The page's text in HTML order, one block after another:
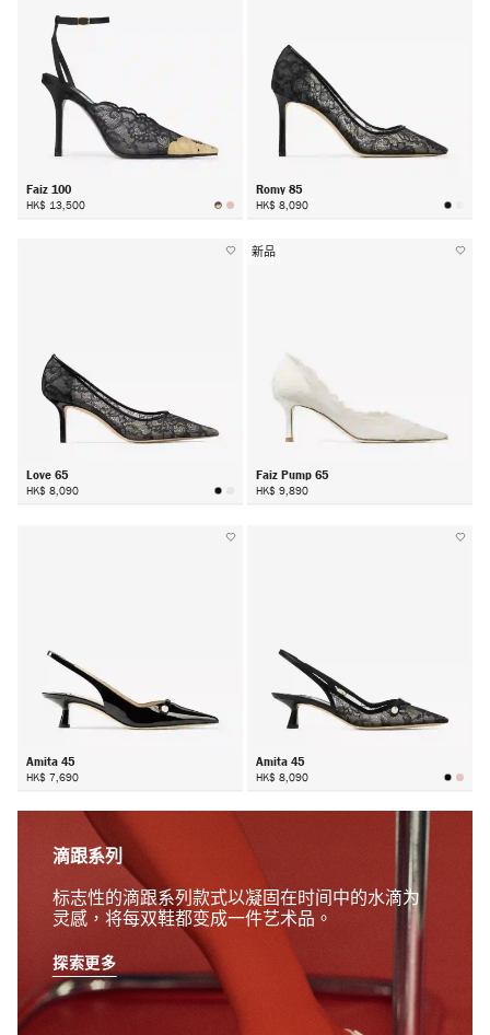
Faiz 100
HK$ 13,500
Romy 85
HK$ 8,090
Love 65
HK$ 8,090
新品
Faiz Pump 65
HK$ 9,890
Amita 45
HK$ 7,690
Amita 45
HK$ 8,090
滴跟系列
标志性的滴跟系列款式以凝固在时间中的水滴为
灵感，将每双鞋都变成一件艺术品。
探索更多